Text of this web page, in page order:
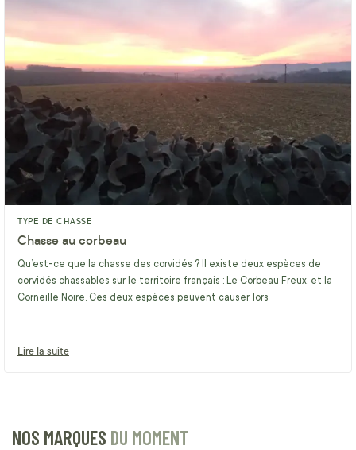
TYPE DE CHASSE
Chasse au corbeau
Qu’est-ce que la chasse des corvidés ? Il existe deux espèces de
corvidés chassables sur le territoire français : Le Corbeau Freux, et la
Corneille Noire. Ces deux espèces peuvent causer, lors
Lire la suite
NOS MARQUES DU MOMENT